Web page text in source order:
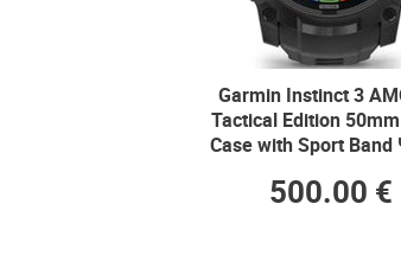
Garmin Instinct 3
Tactical Edition
Case with Sport Band
500.00 €